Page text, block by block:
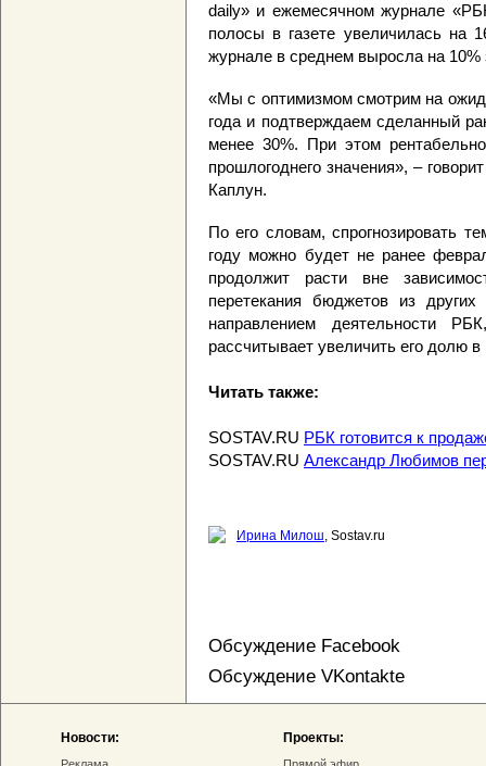
daily» и ежемесячном журнале
полосы в газете увеличилась на
журнале в среднем выросла на 10%
«Мы с оптимизмом смотрим на
года и подтверждаем сделанный
менее 30%. При этом
прошлогоднего значения», –
Каплун.
По его словам, спрогнозировать
году можно будет не ранее
продолжит расти вне
перетекания бюджетов из
направлением деятельности
рассчитывает увеличить его долю
Читать также:
SOSTAV.RU РБК готовится к
SOSTAV.RU Александр Любимов
Ирина Милош, Sostav.ru
Обсуждение Facebook
Обсуждение VKontakte
Новости: Проекты: